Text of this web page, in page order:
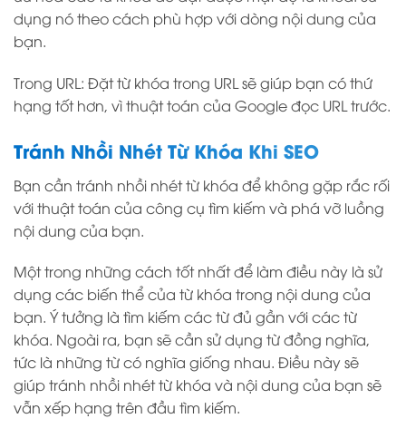
dụng nó theo cách phù hợp với dòng nội dung của
bạn.
Trong URL: Đặt từ khóa trong URL sẽ giúp bạn có thứ
hạng tốt hơn, vì thuật toán của Google đọc URL trước.
Tránh Nhồi Nhét Từ Khóa Khi SEO
Bạn cần tránh nhồi nhét từ khóa để không gặp rắc rối
với thuật toán của công cụ tìm kiếm và phá vỡ luồng
nội dung của bạn.
Một trong những cách tốt nhất để làm điều này là sử
dụng các biến thể của từ khóa trong nội dung của
bạn. Ý tưởng là tìm kiếm các từ đủ gần với các từ
khóa. Ngoài ra, bạn sẽ cần sử dụng từ đồng nghĩa,
tức là những từ có nghĩa giống nhau. Điều này sẽ
giúp tránh nhồi nhét từ khóa và nội dung của bạn sẽ
vẫn xếp hạng trên đầu tìm kiếm.